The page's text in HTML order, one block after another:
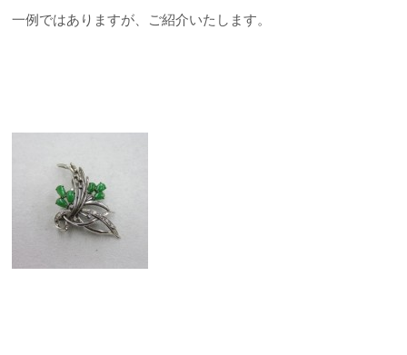
一例ではありますが、ご紹介いたします。